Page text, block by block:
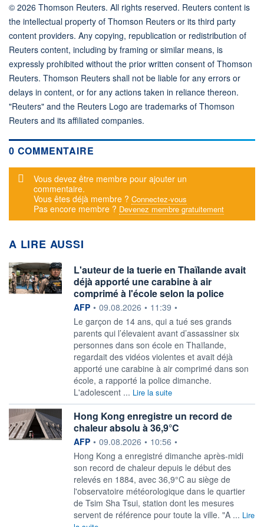
© 2026 Thomson Reuters. All rights reserved. Reuters content is
the intellectual property of Thomson Reuters or its third party
content providers. Any copying, republication or redistribution of
Reuters content, including by framing or similar means, is
expressly prohibited without the prior written consent of Thomson
Reuters. Thomson Reuters shall not be liable for any errors or
delays in content, or for any actions taken in reliance thereon.
"Reuters" and the Reuters Logo are trademarks of Thomson
Reuters and its affiliated companies.
0 COMMENTAIRE
Message d'alerte
Vous devez être membre pour ajouter un
commentaire.
Vous êtes déjà membre ? Connectez-vous
Pas encore membre ? Devenez membre gratuitement
A LIRE AUSSI
L'auteur de la tuerie en Thaïlande avait
déjà apporté une carabine à air
comprimé à l'école selon la police
information fournie par
AFP • 09.08.2026 • 11:39 •
Le garçon de 14 ans, qui a tué ses grands
parents qui l’élevaient avant d’assassiner six
personnes dans son école en Thaïlande,
regardait des vidéos violentes et avait déjà
apporté une carabine à air comprimé dans son
école, a rapporté la police dimanche.
L'adolescent ... Lire la suite
Hong Kong enregistre un record de
chaleur absolu à 36,9°C
information fournie par
AFP • 09.08.2026 • 10:56 •
Hong Kong a enregistré dimanche après-midi
son record de chaleur depuis le début des
relevés en 1884, avec 36,9°C au siège de
l'observatoire météorologique dans le quartier
de Tsim Sha Tsui, station dont les mesures
servent de référence pour toute la ville. "A ... Lire